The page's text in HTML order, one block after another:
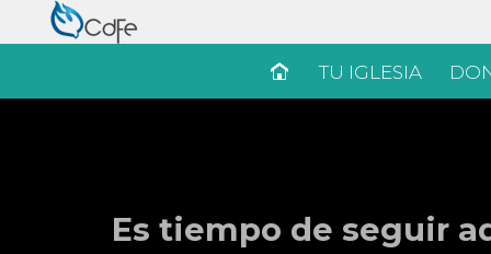
TU IGLESIA
Es tiempo de seguir